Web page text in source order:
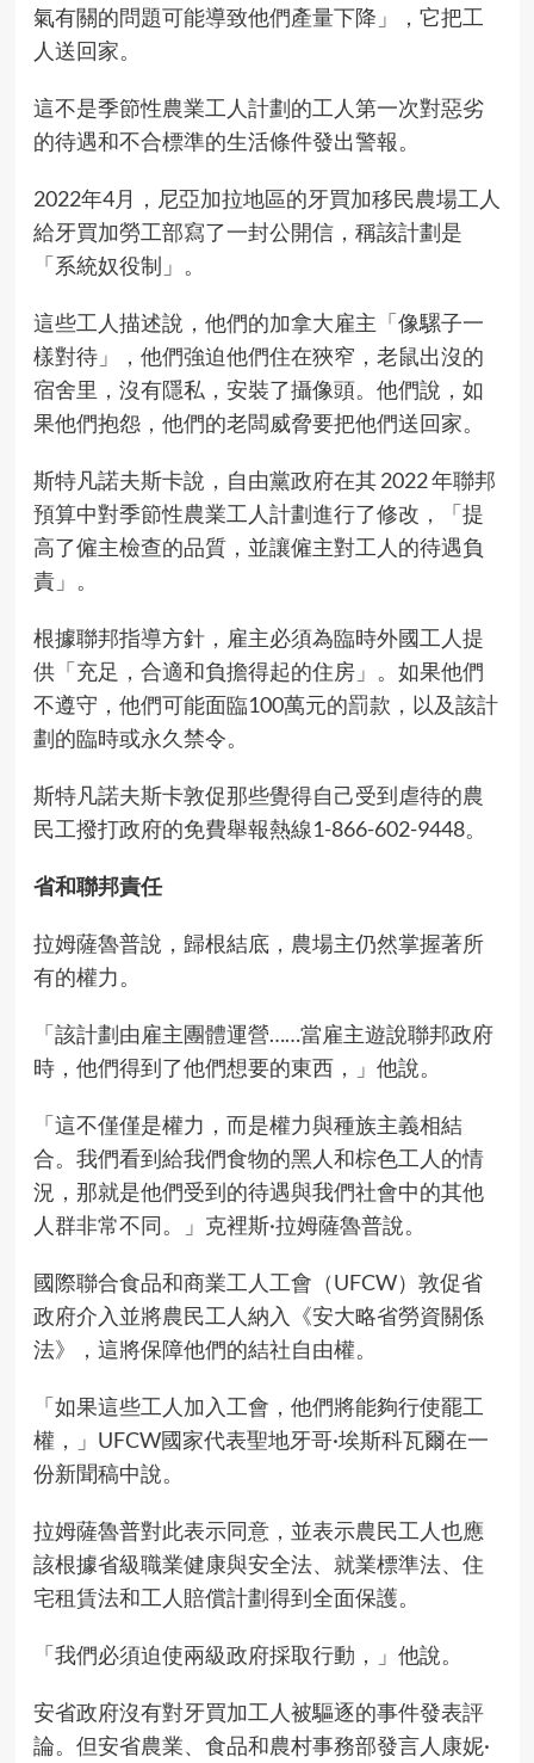
氣有關的問題可能導致他們產量下降」，它把工
人送回家。
這不是季節性農業工人計劃的工人第一次對惡劣
的待遇和不合標準的生活條件發出警報。
2022年4月，尼亞加拉地區的牙買加移民農場工人
給牙買加勞工部寫了一封公開信，稱該計劃是
「系統奴役制」。
這些工人描述說，他們的加拿大雇主「像騾子一
樣對待」，他們強迫他們住在狹窄，老鼠出沒的
宿舍里，沒有隱私，安裝了攝像頭。他們說，如
果他們抱怨，他們的老闆威脅要把他們送回家。
斯特凡諾夫斯卡說，自由黨政府在其 2022 年聯邦
預算中對季節性農業工人計劃進行了修改，「提
高了僱主檢查的品質，並讓僱主對工人的待遇負
責」。
根據聯邦指導方針，雇主必須為臨時外國工人提
供「充足，合適和負擔得起的住房」。如果他們
不遵守，他們可能面臨100萬元的罰款，以及該計
劃的臨時或永久禁令。
斯特凡諾夫斯卡敦促那些覺得自己受到虐待的農
民工撥打政府的免費舉報熱線1-866-602-9448。
省和聯邦責任
拉姆薩魯普說，歸根結底，農場主仍然掌握著所
有的權力。
「該計劃由雇主團體運營……當雇主遊說聯邦政府
時，他們得到了他們想要的東西，」他說。
「這不僅僅是權力，而是權力與種族主義相結
合。我們看到給我們食物的黑人和棕色工人的情
況，那就是他們受到的待遇與我們社會中的其他
人群非常不同。」克裡斯·拉姆薩魯普說。
國際聯合食品和商業工人工會（UFCW）敦促省
政府介入並將農民工人納入《安大略省勞資關係
法》，這將保障他們的結社自由權。
「如果這些工人加入工會，他們將能夠行使罷工
權，」UFCW國家代表聖地牙哥·埃斯科瓦爾在一
份新聞稿中說。
拉姆薩魯普對此表示同意，並表示農民工人也應
該根據省級職業健康與安全法、就業標準法、住
宅租賃法和工人賠償計劃得到全面保護。
「我們必須迫使兩級政府採取行動，」他說。
安省政府沒有對牙買加工人被驅逐的事件發表評
論。但安省農業、食品和農村事務部發言人康妮·